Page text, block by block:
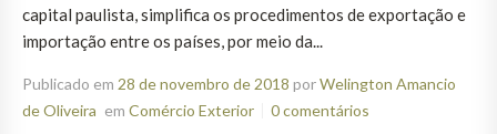
capital paulista, simplifica os procedimentos de exportação e
importação entre os países, por meio da...
Publicado em 28 de novembro de 2018 porWelington Amancio
de Oliveira em Comércio Exterior 0 comentários